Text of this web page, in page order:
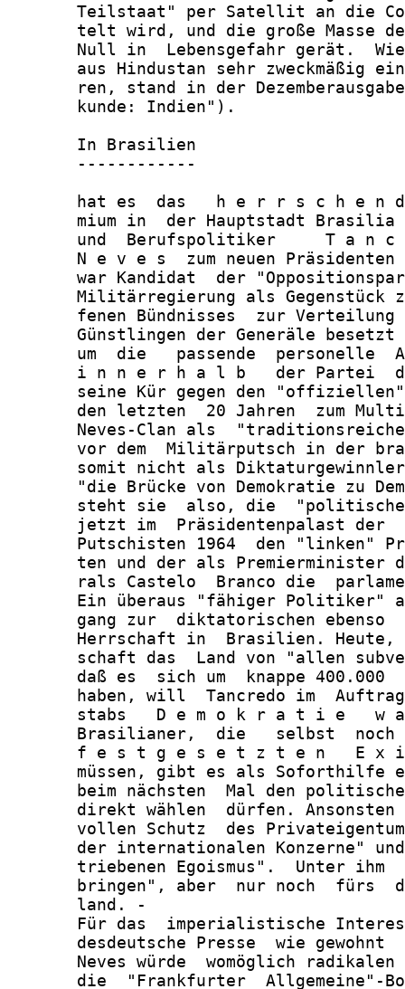
Teilstaat" per Satellit an die
telt wird, und die große Masse
Null in  Lebensgefahr gerät.
aus Hindustan sehr zweckmäßig
ren, stand in der
       kunde: Indien").
       In Brasilien
       ------------
hat es  das   h e r r s c h e n
mium in  der Hauptstadt
und  Berufspolitiker     T a n
N e v e s  zum neuen
war Kandidat  der
Militärregierung als Gegenstück
fenen Bündnisses  zur
Günstlingen der Generäle
um  die   passende  personelle
i n n e r h a l b   der Partei
seine Kür gegen den
den letzten  20 Jahren  zum
Neves-Clan als
vor dem  Militärputsch in der
somit nicht als
"die Brücke von Demokratie zu
steht sie  also, die
jetzt im  Präsidentenpalast der
Putschisten 1964  den "linken"
ten und der als Premierminister
rals Castelo  Branco die
Ein überaus "fähiger Politiker"
gang zur  diktatorischen ebenso
Herrschaft in  Brasilien.
schaft das  Land von "allen
daß es  sich um  knappe 400.000
haben, will  Tancredo im
stabs   D e m o k r a t i e   w
Brasilianer,  die   selbst
f e s t g e s e t z t e n   E x
müssen, gibt es als Soforthilfe
beim nächsten  Mal den
direkt wählen  dürfen.
vollen Schutz  des
der internationalen Konzerne"
triebenen Egoismus".  Unter ihm
bringen", aber  nur noch  fürs
       land. -
Für das  imperialistische
desdeutsche Presse  wie gewohnt
Neves würde  womöglich
die  "Frankfurter  Allgemeine"-